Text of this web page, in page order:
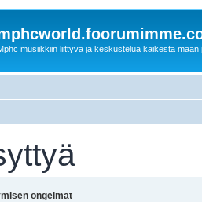
musiikkiin liittyvä ja keskustelua kaikesta maan
ongelmat